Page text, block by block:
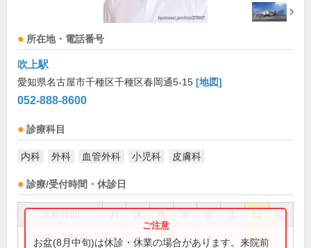
所在地・電話番号
吹上駅
愛知県名古屋市千種区千種区春岡通5-15 [地図]
052-888-8600
診療科目
内科 外科 血管外科 小児科 皮膚科
診療/受付時間・休診日
祝
9:00～12:00 ● ● ● ●
お盆(8月中旬)は休診・休業の場合があります。来院前